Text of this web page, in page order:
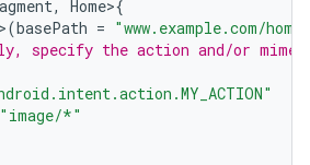
, Home>{
(basePath = "www.example.com/
specify the action and/or
"image/*"